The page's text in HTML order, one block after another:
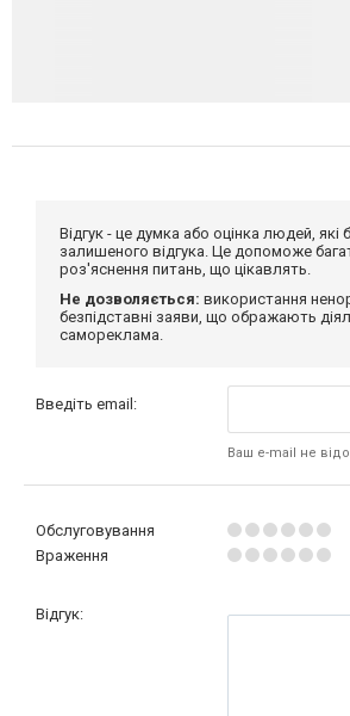
Відгук - це думка або оцінка людей,
залишеного відгука. Це допоможе
роз'яснення питань, що цікавлять.
Не дозволяється: використання
безпідставні заяви, що ображають
самореклама.
Введіть email:
Ваш e-mail не
Обслуговування
Враження
Відгук: